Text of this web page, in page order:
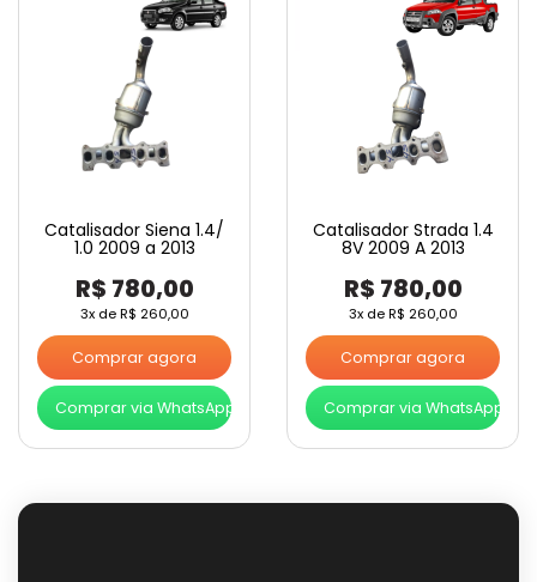
Catalisador Siena 1.4/
1.0 2009 a 2013
R$ 780,00
3x deR$ 260,00
Comprar agora
Comprar via WhatsApp
Catalisador Strada 1.4
8V 2009 A 2013
R$ 780,00
3x deR$ 260,00
Comprar agora
Comprar via WhatsApp